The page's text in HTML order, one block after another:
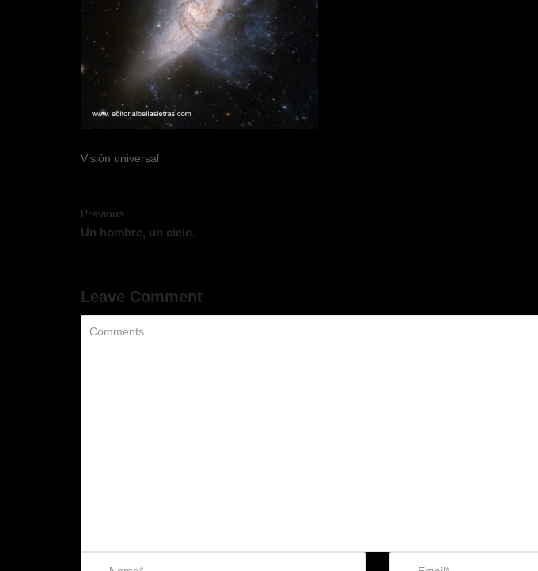
Visión universal
Previous
Un hombre, un cielo.
Leave Comment